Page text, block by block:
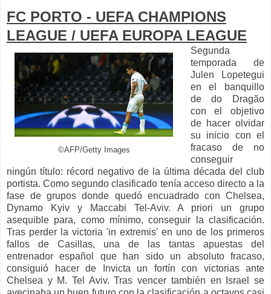
FC PORTO - UEFA CHAMPIONS
LEAGUE / UEFA EUROPA LEAGUE
©AFP/Getty Images
Segunda
temporada de
Julen Lopetegui
en el banquillo
de do Dragão
con el objetivo
de hacer olvidar
su inicio con el
fracaso de no
conseguir
ningún título: récord negativo de la última década del club
portista. Como segundo clasificado tenía acceso directo a la
fase de grupos donde quedó encuadrado con Chelsea,
Dynamo Kyiv y Maccabi Tel-Aviv. A priori un grupo
asequible para, como mínimo, conseguir la clasificación.
Tras perder la victoria 'in extremis' en uno de los primeros
fallos de Casillas, una de las tantas apuestas del
entrenador español que han sido un absoluto fracaso,
consiguió hacer de Invicta un fortín con victorias ante
Chelsea y M. Tel Aviv. Tras vencer también en Israel se